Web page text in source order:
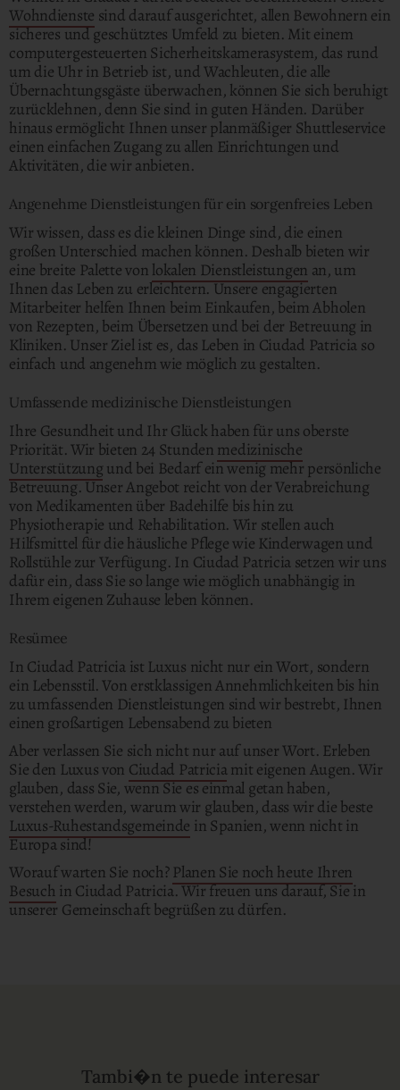
Wohndienste sind darauf ausgerichtet, allen Bewohnern ein
sicheres und geschütztes Umfeld zu bieten. Mit einem
computergesteuerten Sicherheitskamerasystem, das rund
um die Uhr in Betrieb ist, und Wachleuten, die alle
Übernachtungsgäste überwachen, können Sie sich beruhigt
zurücklehnen, denn Sie sind in guten Händen. Darüber
hinaus ermöglicht Ihnen unser planmäßiger Shuttleservice
einen einfachen Zugang zu allen Einrichtungen und
Aktivitäten, die wir anbieten.
Angenehme Dienstleistungen für ein sorgenfreies Leben
Wir wissen, dass es die kleinen Dinge sind, die einen
großen Unterschied machen können. Deshalb bieten wir
eine breite Palette von lokalen Dienstleistungen an, um
Ihnen das Leben zu erleichtern. Unsere engagierten
Mitarbeiter helfen Ihnen beim Einkaufen, beim Abholen
von Rezepten, beim Übersetzen und bei der Betreuung in
Kliniken. Unser Ziel ist es, das Leben in Ciudad Patricia so
einfach und angenehm wie möglich zu gestalten.
Umfassende medizinische Dienstleistungen
Ihre Gesundheit und Ihr Glück haben für uns oberste
Priorität. Wir bieten 24 Stunden medizinische
Unterstützung und bei Bedarf ein wenig mehr persönliche
Betreuung. Unser Angebot reicht von der Verabreichung
von Medikamenten über Badehilfe bis hin zu
Physiotherapie und Rehabilitation. Wir stellen auch
Hilfsmittel für die häusliche Pflege wie Kinderwagen und
Rollstühle zur Verfügung. In Ciudad Patricia setzen wir uns
dafür ein, dass Sie so lange wie möglich unabhängig in
Ihrem eigenen Zuhause leben können.
Resümee
In Ciudad Patricia ist Luxus nicht nur ein Wort, sondern
ein Lebensstil. Von erstklassigen Annehmlichkeiten bis hin
zu umfassenden Dienstleistungen sind wir bestrebt, Ihnen
einen großartigen Lebensabend zu bieten
Aber verlassen Sie sich nicht nur auf unser Wort. Erleben
Sie den Luxus von Ciudad Patriciamit eigenen Augen. Wir
glauben, dass Sie, wenn Sie es einmal getan haben,
verstehen werden, warum wir glauben, dass wir die beste
Luxus-Ruhestandsgemeinde in Spanien, wenn nicht in
Europa sind!
Worauf warten Sie noch?Planen Sie noch heute Ihren
Besuch in Ciudad Patricia. Wir freuen uns darauf, Sie in
unserer Gemeinschaft begrüßen zu dürfen.
Tambi�n te puede interesar